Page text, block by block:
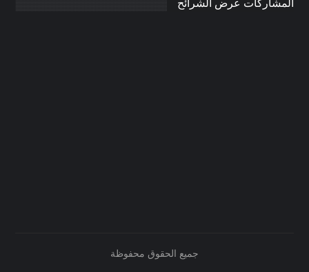
المشاركات عرض الشرائح
جميع الحقوق محفوظة